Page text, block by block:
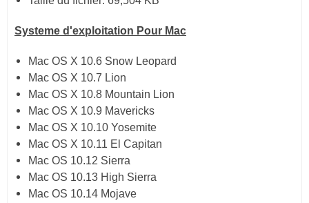
Systeme d'exploitation Pour Mac
Mac OS X 10.6 Snow Leopard
Mac OS X 10.7 Lion
Mac OS X 10.8 Mountain Lion
Mac OS X 10.9 Mavericks
Mac OS X 10.10 Yosemite
Mac OS X 10.11 El Capitan
Mac OS 10.12 Sierra
Mac OS 10.13 High Sierra
Mac OS 10.14 Mojave